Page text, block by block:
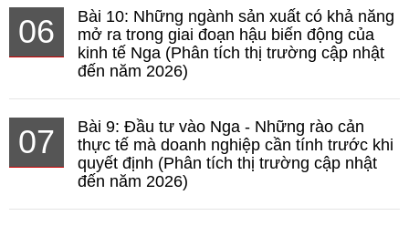
06
Bài 10: Những ngành sản xuất có khả năng
mở ra trong giai đoạn hậu biến động của
kinh tế Nga (Phân tích thị trường cập nhật
đến năm 2026)
07
Bài 9: Đầu tư vào Nga - Những rào cản
thực tế mà doanh nghiệp cần tính trước khi
quyết định (Phân tích thị trường cập nhật
đến năm 2026)